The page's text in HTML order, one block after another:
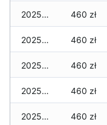
2025-12-02 460 zł
2025-12-01 460 zł
2025-11-30 460 zł
2025-11-29 460 zł
2025-11-28 460 zł